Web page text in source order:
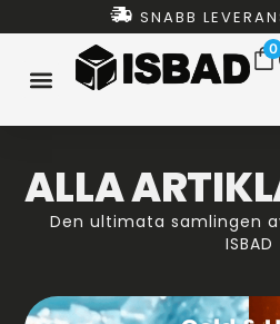
SNABB
0
ALLA
Den ultimata samlingen
ISBAD